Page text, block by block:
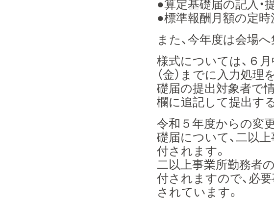
●算定基礎届の記入・
●標準報酬月額の定時
また、今年度は会場
様式については、６月
（金）までに入力処
礎届の提出対象者で
欄に追記して提出す
令和５年度からの変
礎届について、二以
付されます。
二以上事業所勤務者
付されますので、必
されています。